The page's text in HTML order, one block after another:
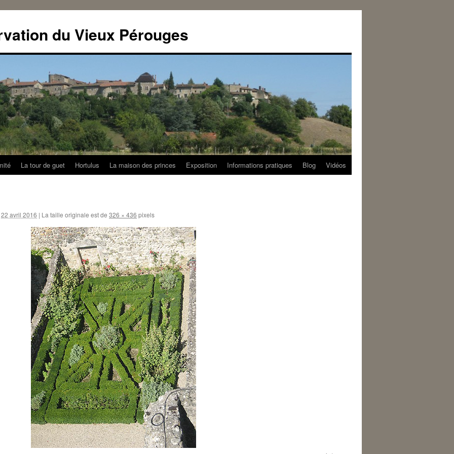
du Vieux Pérouges
La tour de guet Hortulus La maison des princes Exposition Informations pratiques Blog Vidéos
22 avril 2016 | La taille originale est de 326 × 436 pixels